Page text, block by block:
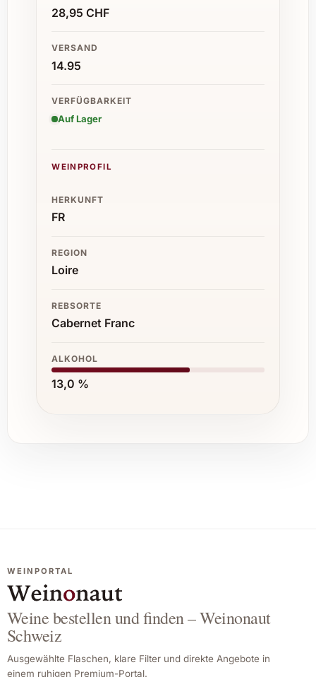
28,95 CHF
VERSAND
14.95
VERFÜGBARKEIT
Auf Lager
WEINPROFIL
HERKUNFT
FR
REGION
Loire
REBSORTE
Cabernet Franc
ALKOHOL
13,0 %
WEINPORTAL
Weine bestellen und finden – Weinonaut
Schweiz
Ausgewählte Flaschen, klare Filter und direkte Angebote in
einem ruhigen Premium-Portal.